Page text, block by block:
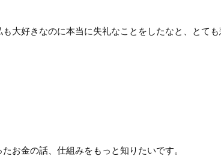
大好きなのに本当に失礼なことをしたなと、とても
お金の話、仕組みをもっと知りたいです。